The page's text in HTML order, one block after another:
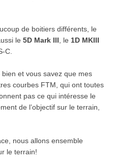
de boitiers différents, le
le 5D Mark III , le 1D MKIII
C.
et vous savez que mes
courbes FTM, qui ont toutes
pas ce qui intéresse le
de l’objectif sur le terrain,
nous allons ensemble
le terrain!